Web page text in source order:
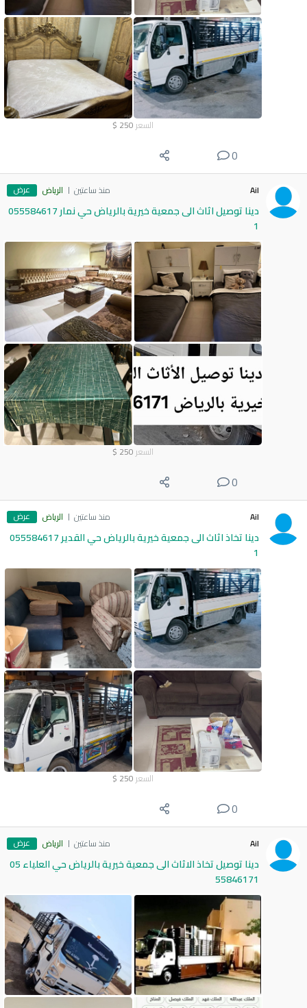
السعر 250
$
0
Ail منذ ساعتين الرياض عرض
دينا توصيل اثاث الى جمعية خيرية بالرياض حي نمار 055584617
1
السعر 250
$
0
Ail منذ ساعتين الرياض عرض
دينا تخاذ اثاث الى جمعية خيرية بالرياض حي القدير 055584617
1
السعر 250
$
0
Ail منذ ساعتين الرياض عرض
دينا توصيل تخاذ الاثاث الى جمعية خيرية بالرياض حي العلياء 05
55846171